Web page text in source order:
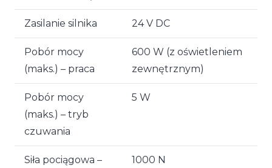
Zasilanie silnika 24 V DC
Pobór mocy
(maks.) – praca
600 W (z oświetleniem
zewnętrznym)
Pobór mocy
(maks.) – tryb
czuwania
5 W
Siła pociągowa –
1000 N